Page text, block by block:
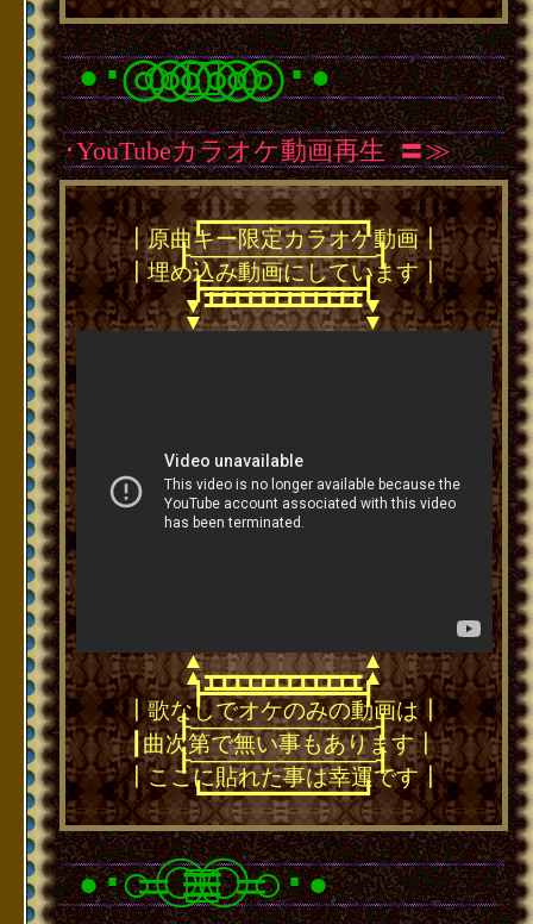
●･◎○◎◎□◎◎○◎･●
･YouTubeカラオケ動画再生･〓≫
┏━━━━━━━━━━━━┓
┃原曲キー限定カラオケ動画┃
┠────────────┨
┃埋め込み動画にしています┃
┣━━━━━━━━━━━━┫
▼━━━━━━━━━━━━▼
▼
┻┻┻┻┻┻┻┻┻┻┻┻
▼
▲
┳┳┳┳┳┳┳┳┳┳┳┳
▲
▲━━━━━━━━━━━━▲
┣━━━━━━━━━━━━┫
┃歌なしでオケのみの動画は┃
┠────────────┨
┃曲次第で無い事もあります┃
┠────────────┨
┃ここに貼れた事は幸運です┃
┗━━━━━━━━━━━━┛
●･○＝◎≡□≡◎＝○･●